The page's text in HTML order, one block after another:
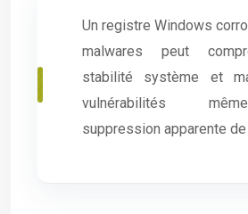
Un registre Windows
malwares peut
stabilité système et
vulnérabilités
suppression apparente de